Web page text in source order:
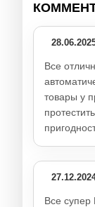
Все
товары у
Все